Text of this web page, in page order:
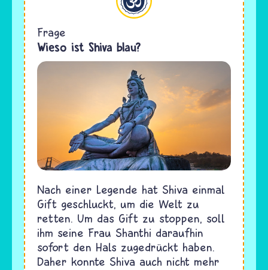
Frage
Wieso ist Shiva blau?
Nach einer Legende hat Shiva einmal
Gift geschluckt, um die Welt zu
retten. Um das Gift zu stoppen, soll
ihm seine Frau Shanthi daraufhin
sofort den Hals zugedrückt haben.
Daher konnte Shiva auch nicht mehr